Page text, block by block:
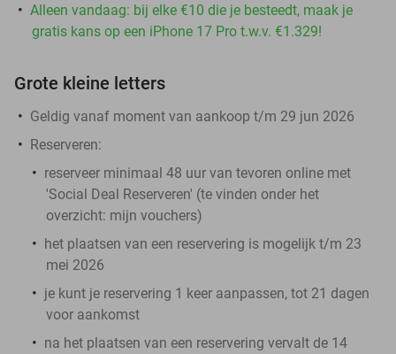
Alleen vandaag: bij elke €10 die je besteedt, maak je
gratis kans op een iPhone 17 Pro t.w.v. €1.329!
Grote kleine letters
Geldig vanaf moment van aankoop t/m 29 jun 2026
Reserveren:
reserveer minimaal 48 uur van tevoren online met
'Social Deal Reserveren' (te vinden onder het
overzicht: mijn vouchers)
het plaatsen van een reservering is mogelijk t/m 23
mei 2026
je kunt je reservering 1 keer aanpassen, tot 21 dagen
voor aankomst
na het plaatsen van een reservering vervalt de 14